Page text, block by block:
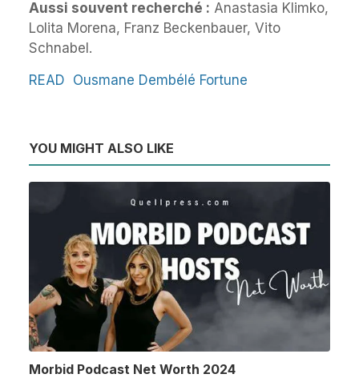
Aussi souvent recherché : Anastasia Klimko,
Lolita Morena, Franz Beckenbauer, Vito
Schnabel.
READ Ousmane Dembélé Fortune
YOU MIGHT ALSO LIKE
Morbid Podcast Net Worth 2024